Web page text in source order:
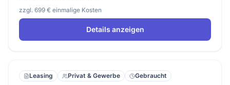
zzgl. 699 € einmalige Kosten
Details anzeigen
Leasing Privat & Gewerbe Gebraucht